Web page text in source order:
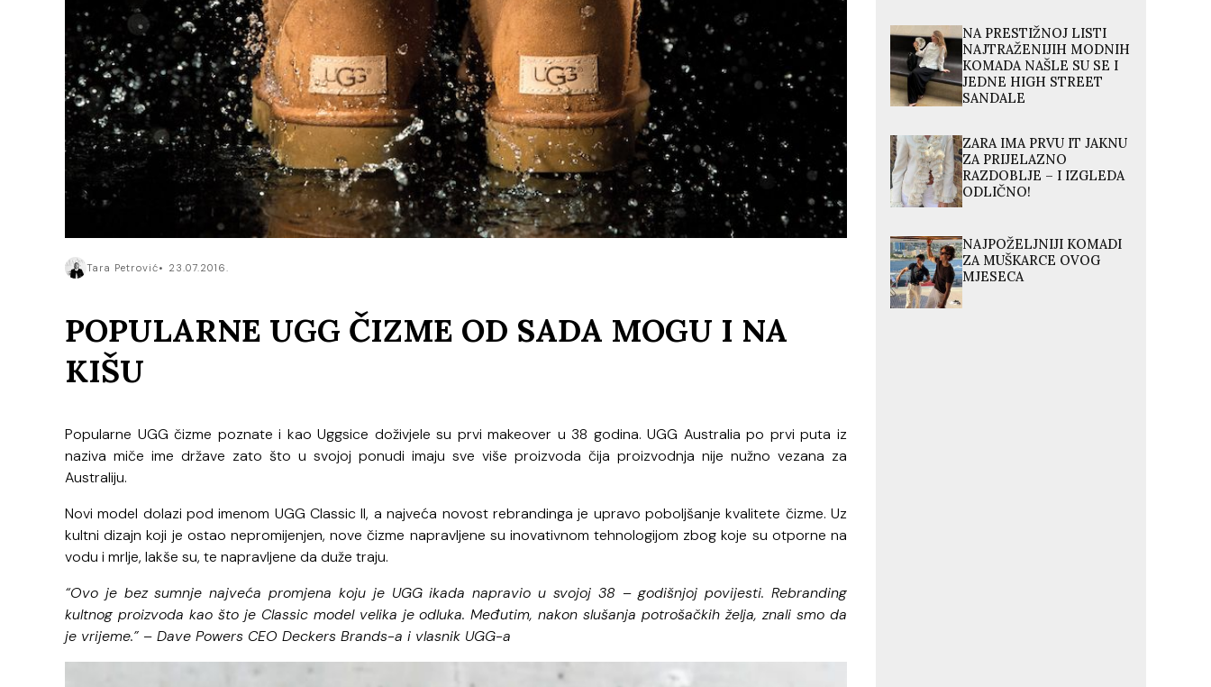
Tara Petrović 23.07.2016.
POPULARNE UGG ČIZME OD SADA MOGU I NA
KIŠU
Popularne UGG čizme poznate i kao Uggsice doživjele su prvi makeover u 38 godina. UGG Australia po prvi puta iz
naziva miče ime države zato što u svojoj ponudi imaju sve više proizvoda čija proizvodnja nije nužno vezana za
Australiju.
Novi model dolazi pod imenom UGG Classic II, a najveća novost rebrandinga je upravo poboljšanje kvalitete čizme. Uz
kultni dizajn koji je ostao nepromijenjen, nove čizme napravljene su inovativnom tehnologijom zbog koje su otporne na
vodu i mrlje, lakše su, te napravljene da duže traju.
“Ovo je bez sumnje najveća promjena koju je UGG ikada napravio u svojoj 38 – godišnjoj povijesti. Rebranding
kultnog proizvoda kao što je Classic model velika je odluka. Međutim, nakon slušanja potrošačkih želja, znali smo da
je vrijeme.” – Dave Powers CEO Deckers Brands-a i vlasnik UGG-a
NA PRESTIŽNOJ LISTI
NAJTRAŽENIJIH MODNIH
KOMADA NAŠLE SU SE I
JEDNE HIGH STREET
SANDALE
ZARA IMA PRVU IT JAKNU
ZA PRIJELAZNO
RAZDOBLJE – I IZGLEDA
ODLIČNO!
NAJPOŽELJNIJI KOMADI
ZA MUŠKARCE OVOG
MJESECA